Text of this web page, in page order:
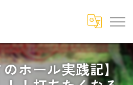
ホール実践記】